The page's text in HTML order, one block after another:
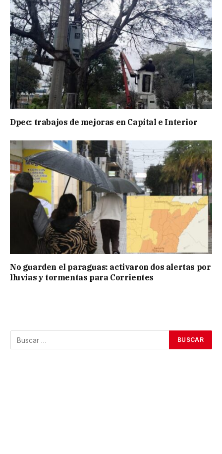
Dpec: trabajos de mejoras en Capital e Interior
No guarden el paraguas: activaron dos alertas por
lluvias y tormentas para Corrientes